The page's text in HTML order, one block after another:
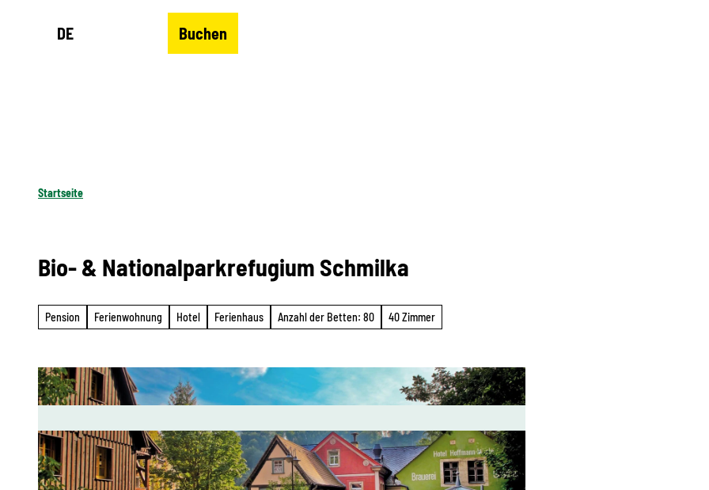
DE Buchen
Startseite
Bio- & Nationalparkrefugium Schmilka
Pension Ferienwohnung Hotel Ferienhaus Anzahl der Betten: 80 40 Zimmer